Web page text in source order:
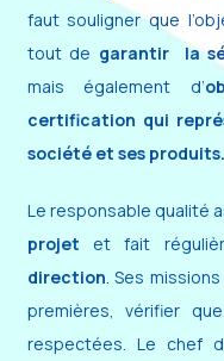
faut souligner que
tout de garantir la
mais également d’
certification qui
société et ses produits.
Le responsable qualité
projet et fait
direction. Ses
premières, vérifier
respectées. Le chef